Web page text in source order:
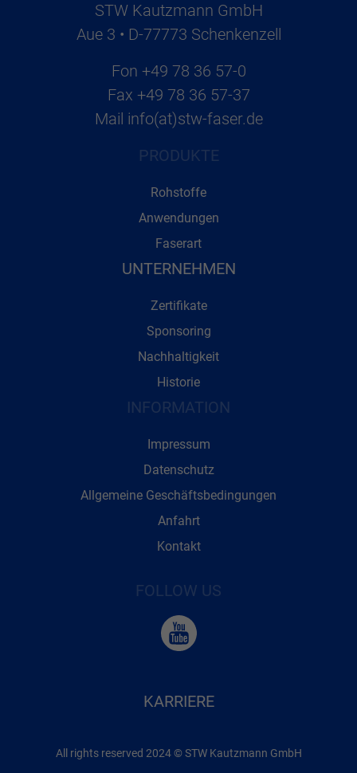
STW Kautzmann GmbH
Aue 3 • D-77773 Schenkenzell
Fon +49 78 36 57-0
Fax +49 78 36 57-37
Mail info(at)stw-faser.de
PRODUKTE
Rohstoffe
Anwendungen
Faserart
UNTERNEHMEN
Zertifikate
Sponsoring
Nachhaltigkeit
Historie
INFORMATION
Impressum
Datenschutz
Allgemeine Geschäftsbedingungen
Anfahrt
Kontakt
FOLLOW US
KARRIERE
All rights reserved 2024 © STW Kautzmann GmbH